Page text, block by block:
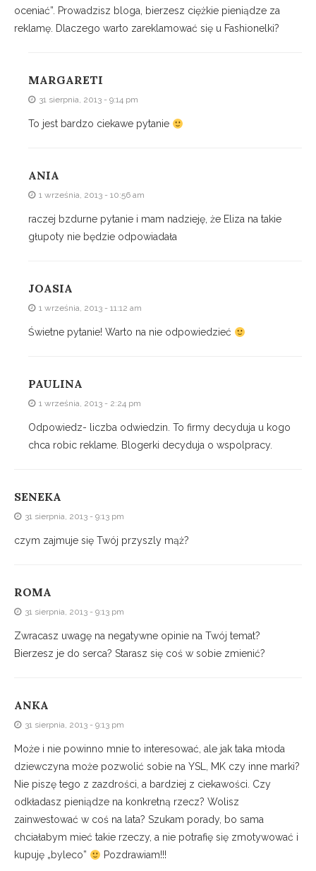
oceniać”. Prowadzisz bloga, bierzesz ciężkie pieniądze za
reklamę. Dlaczego warto zareklamować się u Fashionelki?
MARGARETI
31 sierpnia, 2013 - 9:14 pm
To jest bardzo ciekawe pytanie
ANIA
1 września, 2013 - 10:56 am
raczej bzdurne pytanie i mam nadzieję, że Eliza na takie
głupoty nie będzie odpowiadała
JOASIA
1 września, 2013 - 11:12 am
Świetne pytanie! Warto na nie odpowiedzieć
PAULINA
1 września, 2013 - 2:24 pm
Odpowiedz- liczba odwiedzin. To firmy decyduja u kogo
chca robic reklame. Blogerki decyduja o wspolpracy.
SENEKA
31 sierpnia, 2013 - 9:13 pm
czym zajmuje się Twój przyszly mąż?
ROMA
31 sierpnia, 2013 - 9:13 pm
Zwracasz uwagę na negatywne opinie na Twój temat?
Bierzesz je do serca? Starasz się coś w sobie zmienić?
ANKA
31 sierpnia, 2013 - 9:13 pm
Może i nie powinno mnie to interesować, ale jak taka młoda
dziewczyna może pozwolić sobie na YSL, MK czy inne marki?
Nie piszę tego z zazdrości, a bardziej z ciekawości. Czy
odkładasz pieniądze na konkretną rzecz? Wolisz
zainwestować w coś na lata? Szukam porady, bo sama
chciałabym mieć takie rzeczy, a nie potrafię się zmotywować i
kupuję „byleco”
Pozdrawiam!!!